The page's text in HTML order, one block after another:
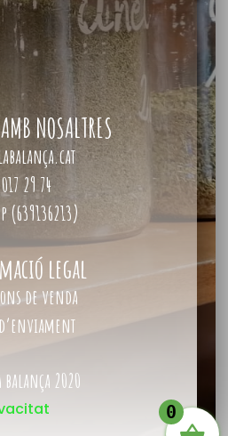
NOSALTRES
29 74
(639136213)
legal
de venda
2020
0